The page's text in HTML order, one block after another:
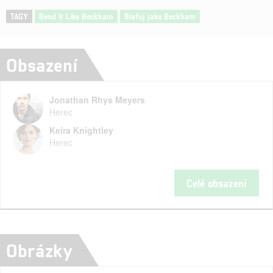
TAGY Bend It Like Beckham Blafuj jako Beckham
Obsazení
Jonathan Rhys Meyers
Herec
Keira Knightley
Herec
Celé obsazení
Obrázky